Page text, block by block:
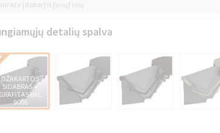
[dabar] iš [visų] visų
detalių spalva
DŽAKARTOS
SIDABRAS +
GRAFITAS RAL
9006